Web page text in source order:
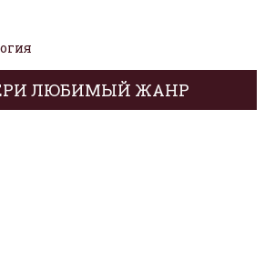
ЛЮБИМЫЙ ЖАНР